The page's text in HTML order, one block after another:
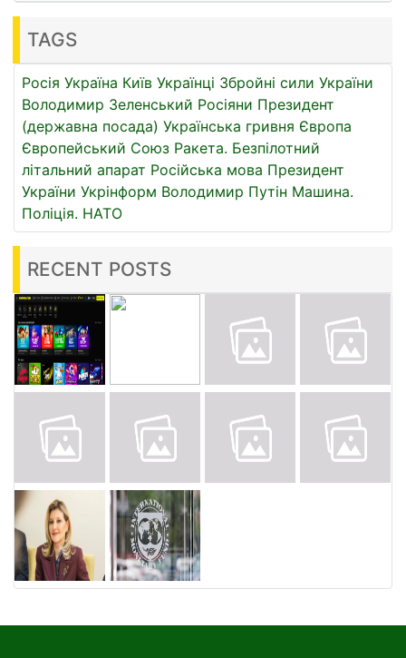
TAGS
Росія Україна Київ Українці Збройні сили України
Володимир Зеленський Росіяни Президент
(державна посада) Українська гривня Європа
Європейський Союз Ракета. Безпілотний
літальний апарат Російська мова Президент
України Укрінформ Володимир Путін Машина.
Поліція. НАТО
RECENT POSTS